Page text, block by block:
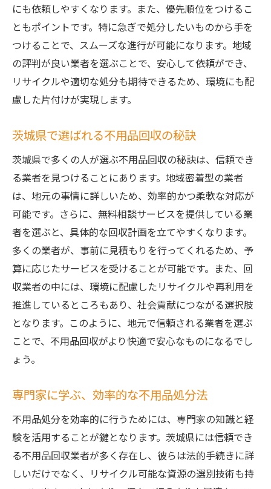
にも依頼しやすくなります。また、優先順位をつけるこ
ともポイントです。特に急ぎで処分したいものから手を
つけることで、スムーズな進行が可能になります。地域
の評判が良い業者を選ぶことで、安心して依頼ができ、
リサイクルや適切な処分も期待できるため、環境にも配
慮した片付けが実現します。
茨城県で選ばれる不用品回収の秘訣
茨城県で多くの人が選ぶ不用品回収の秘訣は、信頼でき
る業者を見つけることにあります。地域密着型の業者
は、地元の事情に詳しいため、効率的かつ柔軟な対応が
可能です。さらに、無料相談サービスを提供している業
者を選ぶと、具体的な回収計画を立てやすくなります。
多くの業者が、事前に見積もりを行ってくれるため、予
算に応じたサービスを受けることが可能です。また、回
収業者の中には、環境に配慮したリサイクルや再利用を
推進しているところもあり、社会貢献につながる選択肢
となります。このように、地元で信頼される業者を選ぶ
ことで、不用品回収がより快適で安心なものになるでし
ょう。
専門家に学ぶ、効率的な不用品処分法
不用品処分を効率的に行うためには、専門家の知識と経
験を活用することが鍵となります。茨城県には信頼でき
る不用品回収業者が多く存在し、彼らは法的手続きに詳
しいだけでなく、リサイクル可能な資源の選別技術も持